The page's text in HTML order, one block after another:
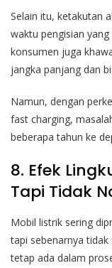
Selain itu, ketakutan
waktu pengisian
konsumen juga
jangka panjang dan
Namun, dengan
fast charging,
beberapa tahun ke
8. Efek
Tapi Tidak
Mobil listrik sering
tapi sebenarnya tidak
tetap ada dalam